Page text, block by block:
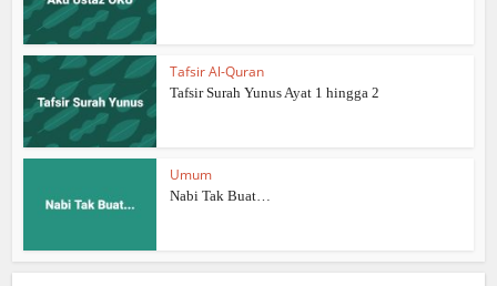
Tafsir Al-Quran
Tafsir Surah Yunus Ayat 1 hingga 2
Umum
Nabi Tak Buat…